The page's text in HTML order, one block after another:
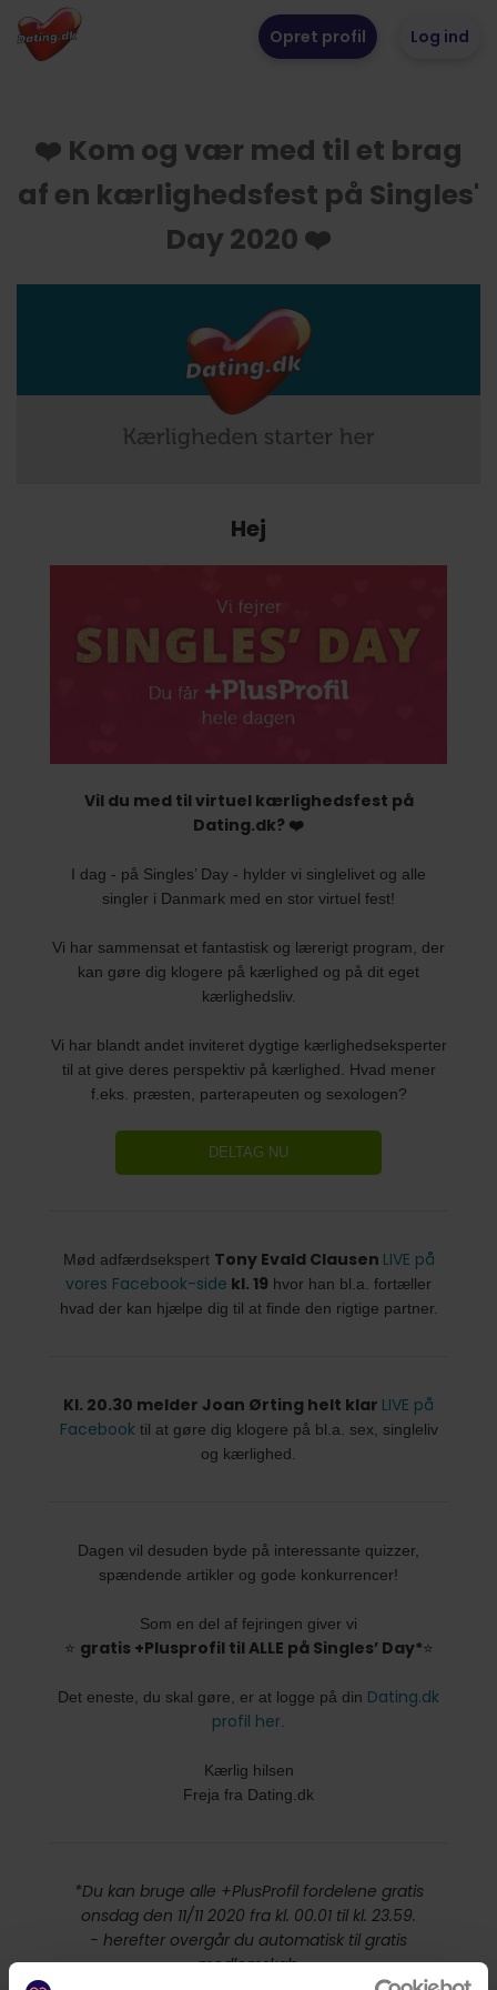
Opret profil Log ind
❤️ Kom og vær med til et brag
af en kærlighedsfest på Singles'
Day 2020 ❤️
Hej
Vil du med til virtuel kærlighedsfest på
Dating.dk? ❤️
I dag - på Singles’ Day - hylder vi singlelivet og alle
singler i Danmark med en stor virtuel fest!
Vi har sammensat et fantastisk og lærerigt program, der
kan gøre dig klogere på kærlighed og på dit eget
kærlighedsliv.
Vi har blandt andet inviteret dygtige kærlighedseksperter
til at give deres perspektiv på kærlighed. Hvad mener
f.eks. præsten, parterapeuten og sexologen?
DELTAG NU
Mød adfærdsekspert Tony Evald Clausen LIVE på
vores Facebook-side kl. 19 hvor han bl.a. fortæller
hvad der kan hjælpe dig til at finde den rigtige partner.
Kl. 20.30 melder Joan Ørting helt klar LIVE på
Facebook til at gøre dig klogere på bl.a. sex, singleliv
og kærlighed.
Dagen vil desuden byde på interessante quizzer,
spændende artikler og gode konkurrencer!
Som en del af fejringen giver vi
⭐ gratis +Plusprofil til ALLE på Singles’ Day*⭐
Det eneste, du skal gøre, er at logge på din Dating.dk
profil her
Kærlig hilsen
Freja fra Dating.dk
*Du kan bruge alle +PlusProfil fordelene gratis
onsdag den 11/11 2020 fra kl. 00.01 til kl. 23.59.
- herefter overgår du automatisk til gratis
medlemskab.